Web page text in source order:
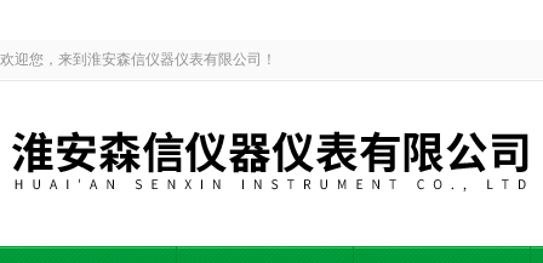
欢迎您，来到淮安森信仪器仪表有限公司！